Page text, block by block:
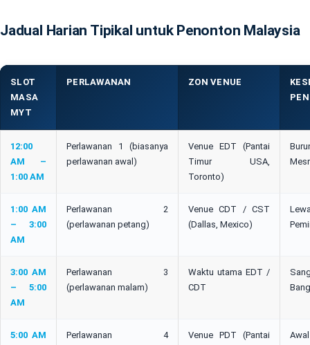
Jadual Harian Tipikal untuk Penonton Malaysia
SLOT
MASA
MYT
PERLAWANAN ZON VENUE
12:00
AM –
1:00 AM
Perlawanan 1 (biasanya
perlawanan awal)
Venue EDT (Pantai
Timur USA,
Toronto)
1:00 AM
– 3:00
AM
Perlawanan 2
(perlawanan petang)
Venue CDT / CST
(Dallas, Mexico)
3:00 AM
– 5:00
AM
Perlawanan 3
(perlawanan malam)
Waktu utama EDT /
CDT
5:00 AM
Perlawanan 4
Venue PDT (Pantai